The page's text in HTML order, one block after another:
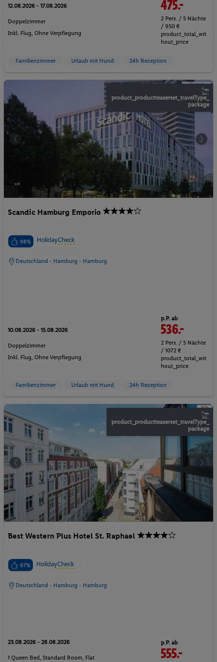
12.08.2026 - 17.08.2026
Doppelzimmer
Inkl. Flug, Ohne Verpflegung
475.-
2 Pers. / 5 Nächte
/ 950 €
product_total_wit
hout_price
Familienzimmer Urlaub mit Hund 24h Rezeption
product_productteaserset_travelType_
package
Scandic Hamburg Emporio
98%
Deutschland - Hamburg - Hamburg
10.08.2026 - 15.08.2026
Doppelzimmer
Inkl. Flug, Ohne Verpflegung
p.P. ab
536.-
2 Pers. / 5 Nächte
/ 1072 €
product_total_wit
hout_price
Familienzimmer Urlaub mit Hund 24h Rezeption
product_productteaserset_travelType_
package
Best Western Plus Hotel St. Raphael
97%
Deutschland - Hamburg - Hamburg
23.08.2026 - 28.08.2026
1 Queen Bed, Standard Room, Flat
p.P. ab
555.-